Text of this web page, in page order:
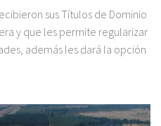
sus Títulos de Dominio
y que les permite regularizar
además les dará la opción